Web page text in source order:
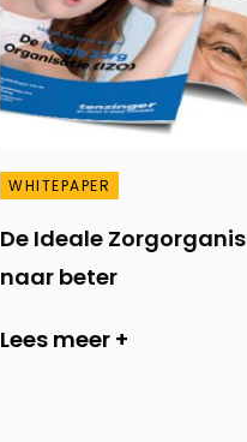
WHITEPAPER
De Ideale
naar beter
Lees meer +